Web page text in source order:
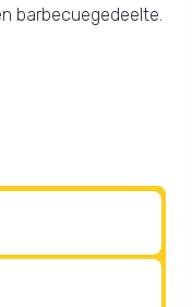
barbecuegedeelte.